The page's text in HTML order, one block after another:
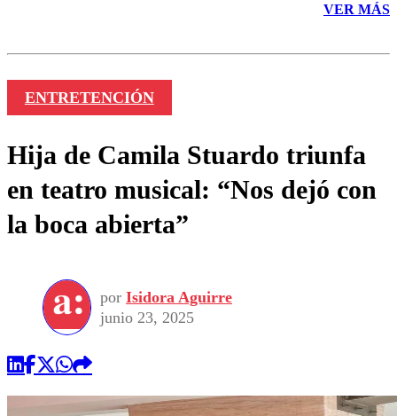
VER MÁS
ENTRETENCIÓN
Hija de Camila Stuardo triunfa
en teatro musical: “Nos dejó con
la boca abierta”
por Isidora Aguirre
junio 23, 2025